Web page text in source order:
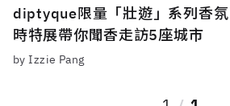
diptyque限量「壯遊」系列香
時特展帶你聞香走訪5座城市
by Izzie Pang